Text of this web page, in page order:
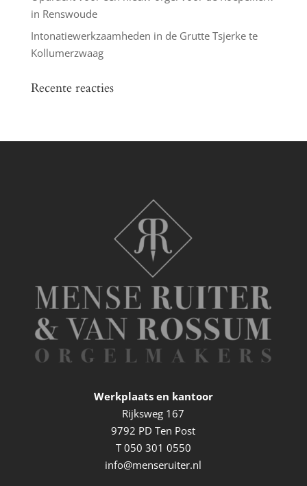
in Renswoude
Intonatiewerkzaamheden in de Grutte Tsjerke te
Kollumerzwaag
Recente reacties
Werkplaats en kantoor
Rijksweg 167
9792 PD Ten Post
T 050 301 0550
info@menseruiter.nl